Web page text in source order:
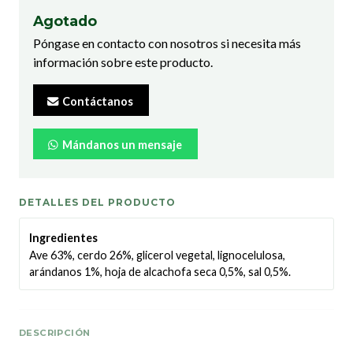
Agotado
Póngase en contacto con nosotros si necesita más
información sobre este producto.
Contáctanos
Mándanos un mensaje
DETALLES DEL PRODUCTO
Ingredientes
Ave 63%, cerdo 26%, glicerol vegetal, lignocelulosa,
arándanos 1%, hoja de alcachofa seca 0,5%, sal 0,5%.
DESCRIPCIÓN